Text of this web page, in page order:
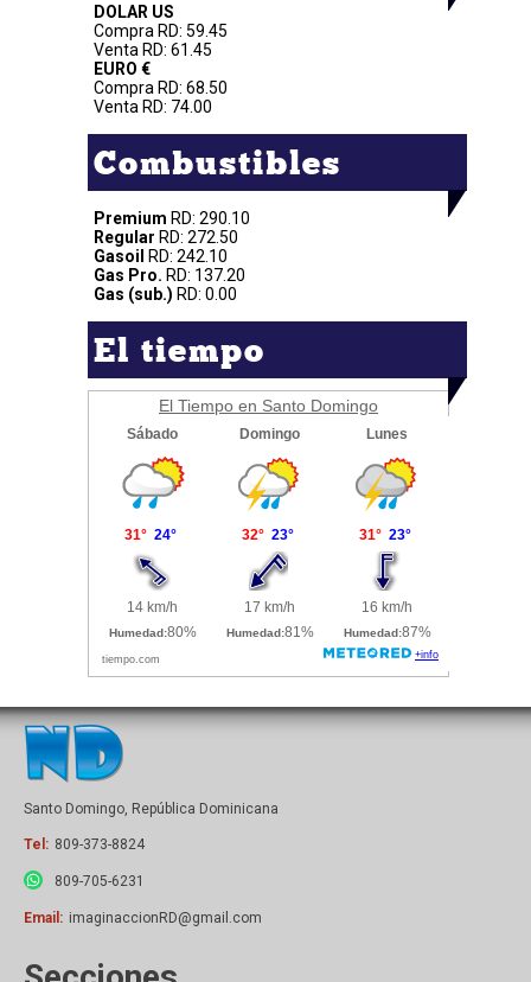
DOLAR US
Compra RD: 59.45
Venta RD: 61.45
EURO €
Compra RD: 68.50
Venta RD: 74.00
Combustibles
Premium RD: 290.10
Regular RD: 272.50
Gasoil
RD: 242.10
Gas Pro. RD: 137.20
Gas (sub.) RD: 0.00
El tiempo
El Tiempo en Santo Domingo
Santo Domingo, República Dominicana
Tel: 809-373-8824
809-705-6231
Email: imaginaccionRD@gmail.com